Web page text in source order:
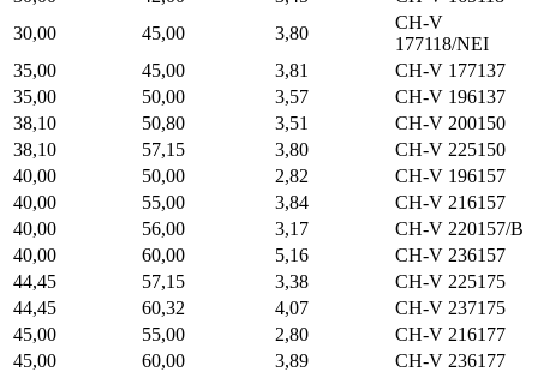
30,00
45,00 3,80
CH-V
177118/NEI
35,00
45,00 3,81
CH-V 177137
35,00
50,00 3,57
CH-V 196137
38,10
50,80 3,51
CH-V 200150
38,10
57,15 3,80
CH-V 225150
40,00
50,00 2,82
CH-V 196157
40,00
55,00 3,84
CH-V 216157
40,00
56,00 3,17
CH-V 220157/B
40,00
60,00 5,16
CH-V 236157
44,45
57,15 3,38
CH-V 225175
44,45
60,32 4,07
CH-V 237175
45,00
55,00 2,80
CH-V 216177
45,00
60,00 3,89
CH-V 236177